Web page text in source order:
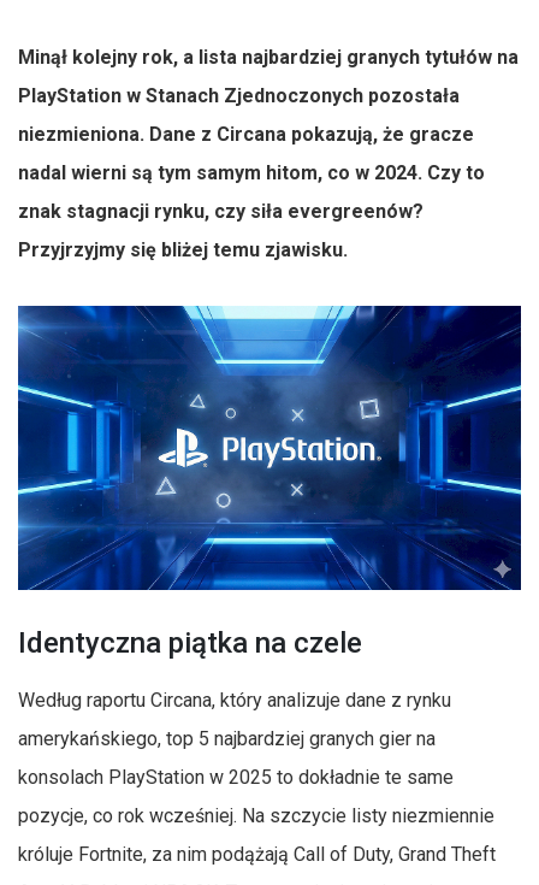
Minął kolejny rok, a lista najbardziej granych tytułów na
PlayStation w Stanach Zjednoczonych pozostała
niezmieniona. Dane z Circana pokazują, że gracze
nadal wierni są tym samym hitom, co w 2024. Czy to
znak stagnacji rynku, czy siła evergreenów?
Przyjrzyjmy się bliżej temu zjawisku.
Identyczna piątka na czele
Według raportu Circana, który analizuje dane z rynku
amerykańskiego, top 5 najbardziej granych gier na
konsolach PlayStation w 2025 to dokładnie te same
pozycje, co rok wcześniej. Na szczycie listy niezmiennie
króluje Fortnite, za nim podążają Call of Duty, Grand Theft